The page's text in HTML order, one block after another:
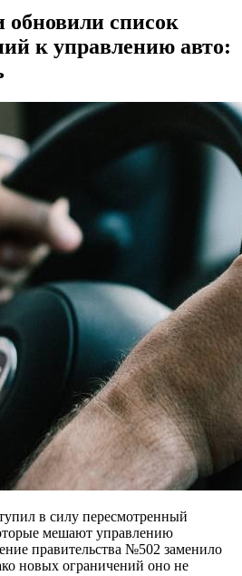
обновили список
к управлению авто:
в силу пересмотренный
мешают управлению
правительства №502 заменило
новых ограничений оно не